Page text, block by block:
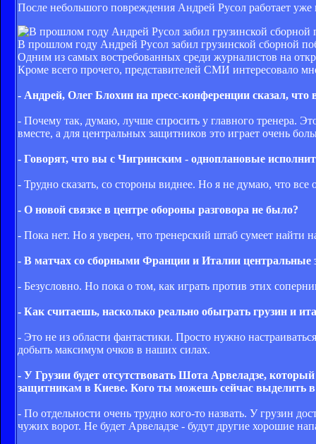
После небольшого повреждения Андрей Русол работает
В прошлом году Андрей Русол забил грузинской сборной
Одним из самых востребованных среди журналистов на
Кроме всего прочего, представителей СМИ интересовало
- Андрей, Олег Блохин на пресс-конференции сказал,
- Почему так, думаю, лучше спросить у главного тренера.
вместе, а для центральных защитников это играет очень
- Говорят, что вы с Чигринским - одноплановые
- Трудно сказать, со стороны виднее. Но я не думаю, что
- О новой связке в центре обороны разговора не было?
- Пока нет. Но я уверен, что тренерский штаб сумеет найти
- В матчах со сборными Франции и Италии центральные
- Безусловно. Но пока о том, как играть против этих
- Как считаешь, насколько реально обыграть грузин и
- Это не из области фантастики. Просто нужно
добыть максимум очков в наших силах.
- У Грузии будет отсутствовать Шота Арвеладзе,
защитникам в Киеве. Кого ты можешь сейчас выделить в
- По отдельности очень трудно кого-то назвать. У грузин
чужих ворот. Не будет Арвеладзе - будут другие хорошие